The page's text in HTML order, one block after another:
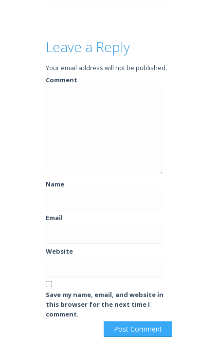
Leave a Reply
Your email address will not be published.
Comment
Name
Email
Website
Save my name, email, and website in
this browser for the next time I
comment.